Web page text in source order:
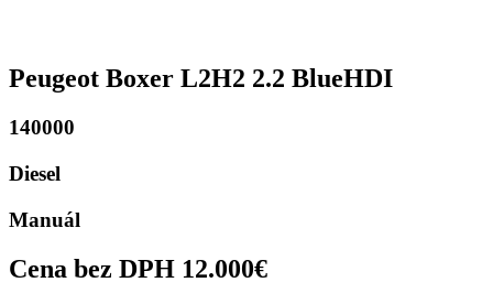
Peugeot Boxer L2H2 2.2 BlueHDI
140000
Diesel
Manuál
Cena bez DPH 12.000€